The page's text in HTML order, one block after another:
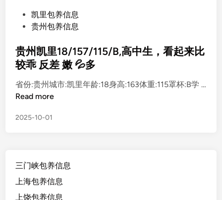
t
e
i
n
凯里包养信息
贵州包养信息
贵州凯里18/157/115/B,高中生，看起来比
较乖 反差 嫩 💦多
省份:贵州城市:凯里年龄:18身高:163体重:115罩杯:B学 …
贵
凯
/
5
Read more
2025-10-01
三门峡包养信息
上海包养信息
上饶包养信息